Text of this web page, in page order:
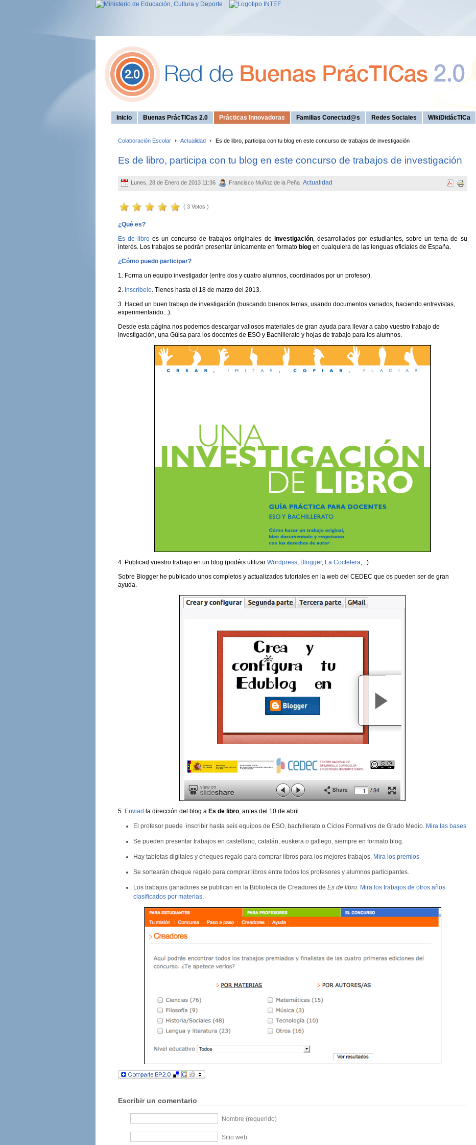
Inicio Buenas PrácTICas 2.0 Prácticas Innovadoras Familias Conectad@s Redes Sociales WikiDidácTICa
Colaboración Escolar Actualidad Es de libro, participa con tu blog en este concurso de trabajos de investigación
Es de libro, participa con tu blog en este concurso de trabajos de investigación
Lunes, 28 de Enero de 2013 11:36 Francisco Muñoz de la Peña Actualidad
( 3 Votos )
¿Qué es?
Es de libro es un concurso de trabajos originales de investigación, desarrollados por estudiantes, sobre un tema de su
interés. Los trabajos se podrán presentar únicamente en formato blogen cualquiera de las lenguas oficiales de España.
¿Cómo puedo participar?
1. Forma un equipo investigador (entre dos y cuatro alumnos, coordinados por un profesor).
2. Inscríbelo. Tienes hasta el 18 de marzo del 2013.
3. Haced un buen trabajo de investigación (buscando buenos temas, usando documentos variados, haciendo entrevistas,
experimentando...).
Desde esta página nos podemos descargar valiosos materiales de gran ayuda para llevar a cabo vuestro trabajo de
investigación, una Gúisa para los docentes de ESO y Bachillerato y hojas de trabajo para los alumnos.
4. Publicad vuestro trabajo en un blog (podéis utilizar Wordpress, Blogger, La Coctelera,...)
Sobre Blogger he publicado unos completos y actualizados tutoriales en la web del CEDEC que os pueden ser de gran
ayuda.
5. Enviad la dirección del blog a Es de libro, antes del 10 de abril.
El profesor puede inscribir hasta seis equipos de ESO, bachillerato o Ciclos Formativos de Grado Medio. Mira las bases
Se pueden presentar trabajos en castellano, catalán, euskera o gallego, siempre en formato blog.
Hay tabletas digitales y cheques regalo para comprar libros para los mejores trabajos. Mira los premios
Se sortearán cheque regalo para comprar libros entre todos los profesores y alumnos participantes.
Los trabajos ganadores se publican en la Biblioteca de Creadores de Es de libro. Mira los trabajos de otros años
clasificados por materias.
Escribir un comentario
Nombre (requerido)
Sitio web